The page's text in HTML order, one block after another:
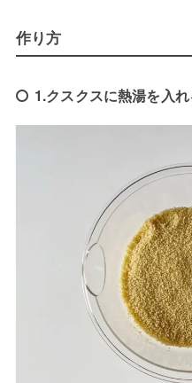
作り方
1.クスクスに熱湯を入